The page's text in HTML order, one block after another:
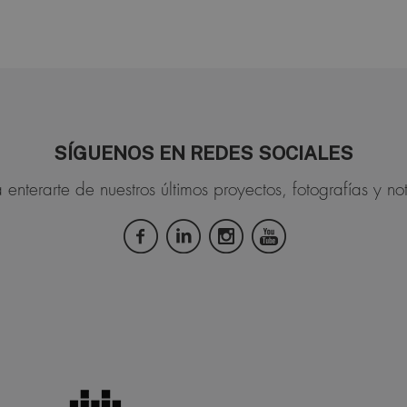
SÍGUENOS EN REDES SOCIALES
de nuestros últimos proyectos, fotografías y